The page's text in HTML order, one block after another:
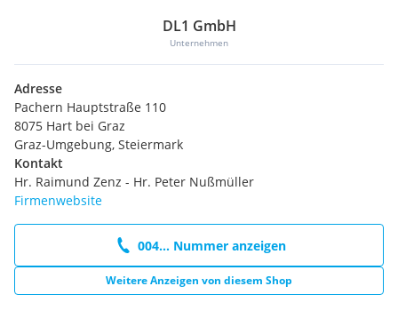
DL1 GmbH
Unternehmen
Adresse
Pachern Hauptstraße 110
8075 Hart bei Graz
Graz-Umgebung, Steiermark
Kontakt
Hr. Raimund Zenz - Hr. Peter Nußmüller
Firmenwebsite
004... Nummer anzeigen
Weitere Anzeigen von diesem Shop